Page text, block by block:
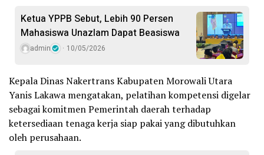
Ketua YPPB Sebut, Lebih 90 Persen
Mahasiswa Unazlam Dapat Beasiswa
admin 10/05/2026
Kepala Dinas Nakertrans Kabupaten Morowali Utara
Yanis Lakawa mengatakan, pelatihan kompetensi digelar
sebagai komitmen Pemerintah daerah terhadap
ketersediaan tenaga kerja siap pakai yang dibutuhkan
oleh perusahaan.